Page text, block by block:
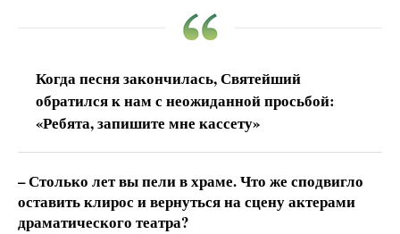
Когда песня закончилась, Святейший
обратился к нам с неожиданной просьбой:
«Ребята, запишите мне кассету»
– Столько лет вы пели в храме. Что же сподвигло
оставить клирос и вернуться на сцену актерами
драматического театра?